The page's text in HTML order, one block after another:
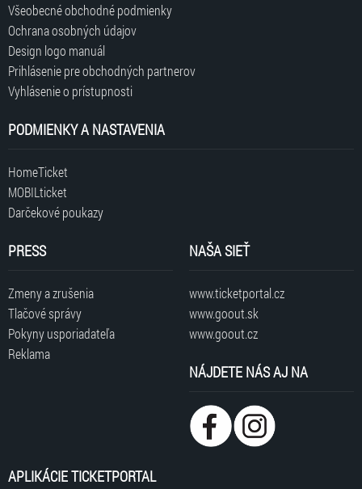
Všeobecné obchodné podmienky
Ochrana osobných údajov
Design logo manuál
Prihlásenie pre obchodných partnerov
Vyhlásenie o prístupnosti
PODMIENKY A NASTAVENIA
HomeTicket
MOBILticket
Darčekové poukazy
PRESS
Zmeny a zrušenia
Tlačové správy
Pokyny usporiadateľa
Reklama
NAŠA SIEŤ
www.ticketportal.cz
www.goout.sk
www.goout.cz
NÁJDETE NÁS AJ NA
APLIKÁCIE TICKETPORTAL